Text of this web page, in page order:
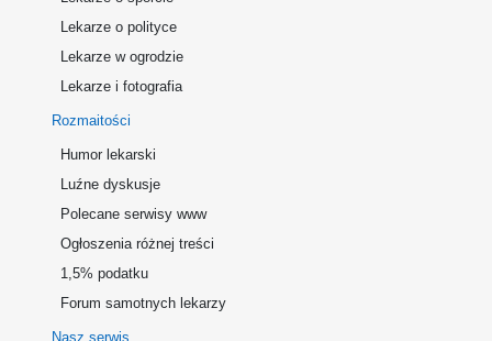
Lekarze o polityce
Lekarze w ogrodzie
Lekarze i fotografia
Rozmaitości
Humor lekarski
Luźne dyskusje
Polecane serwisy www
Ogłoszenia różnej treści
1,5% podatku
Forum samotnych lekarzy
Nasz serwis